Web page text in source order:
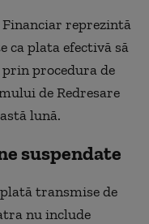
reprezintă
ca plata efectivă să
procedura de
de Redresare
lună.
suspendate
transmise de
nu include